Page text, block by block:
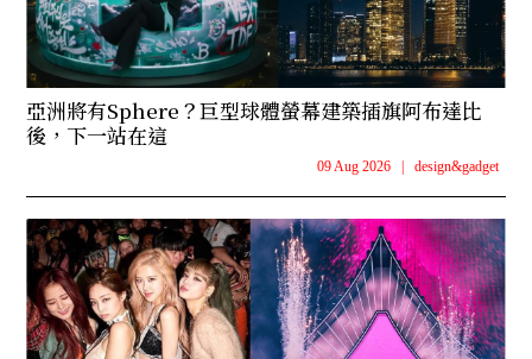
亞洲將有Sphere？巨型球體螢幕建築插旗阿布達比
後，下一站在這
09 Aug 2026 design&gadget